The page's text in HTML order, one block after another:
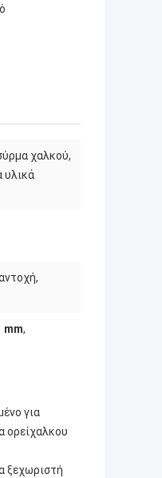
χαλκού,
υλικά
mm,
για
ορείχαλκου
ξεχωριστή